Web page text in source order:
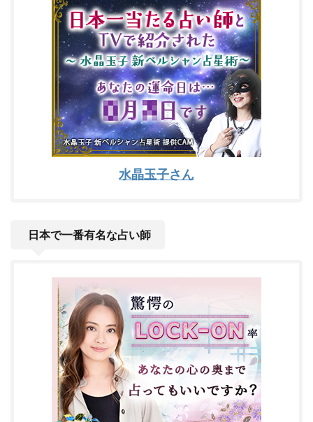
水晶玉子さん
日本で一番有名な占い師